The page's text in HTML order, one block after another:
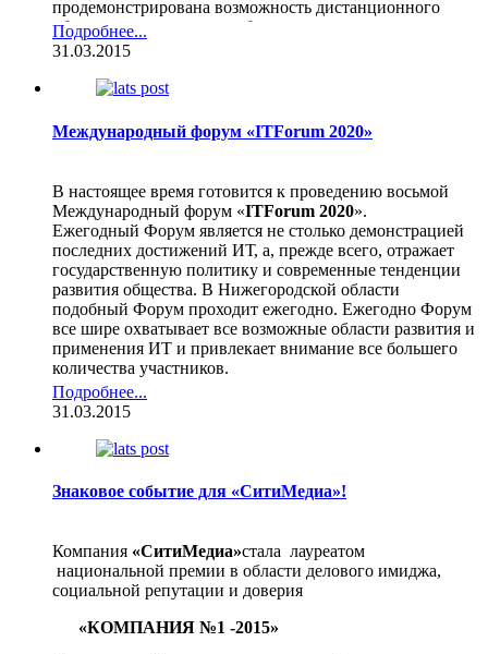
продемонстрирована возможность дистанционного
обучения и совместная работа над проектами.
Участники получили полезный практический опыт и
Подробнее...
31.03.2015
Международный форум «ITForum 2020»
В настоящее время готовится к проведению восьмой
Международный форум «ITForum 2020».
Ежегодный Форум является не столько демонстрацией
последних достижений ИТ, а, прежде всего, отражает
государственную политику и современные тенденции
развития общества. В Нижегородской области
подобный Форум проходит ежегодно. Ежегодно Форум
все шире охватывает все возможные области развития и
применения ИТ и привлекает внимание все большего
количества участников.
На Форуме представлен широкий спектр возможностей
проходят в рамках тематических конференций,
секций, будет организована стендовая экспозиция.
http://itforum2020.ru/?id=6595
Компания «
СитиМедиа
техническим партнером данного мероприятия.
Приглашаем посетить стенд компании «
на котором мы представим новейшие интерактивные
системы и оборудование:
Подробнее...
31.03.2015
Знаковое событие для «СитиМедиа»!
Компания «СитиМедиа»стала лауреатом
национальной премии в области делового имиджа,
социальной репутации и доверия
«КОМПАНИЯ №1 -2015»